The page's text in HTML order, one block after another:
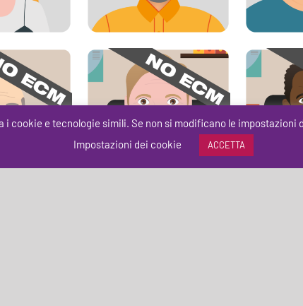
pressione
Jacques e l’approccio
terapeutico appropriato
i cookie e tecnologie simili. Se non si modificano le impostazioni
Impostazioni dei cookie
ACCETTA